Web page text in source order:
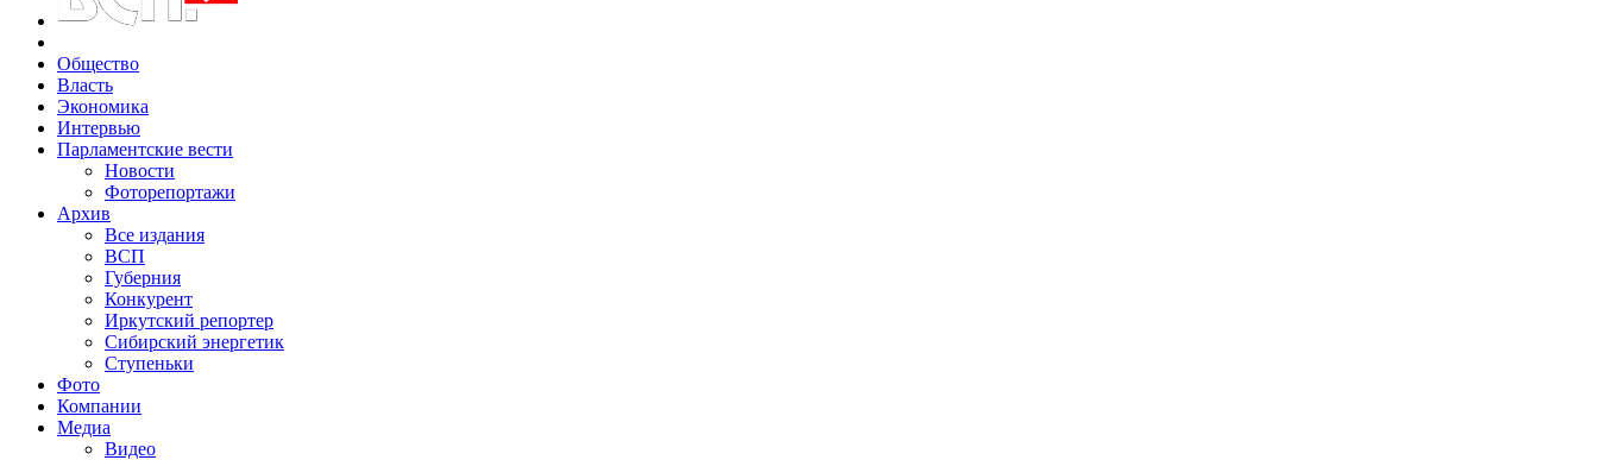
Общество
Власть
Экономика
Интервью
Парламентские вести
Новости
Фоторепортажи
Архив
Все издания
ВСП
Губерния
Конкурент
Иркутский репортер
Сибирский энергетик
Ступеньки
Фото
Компании
Медиа
Видео